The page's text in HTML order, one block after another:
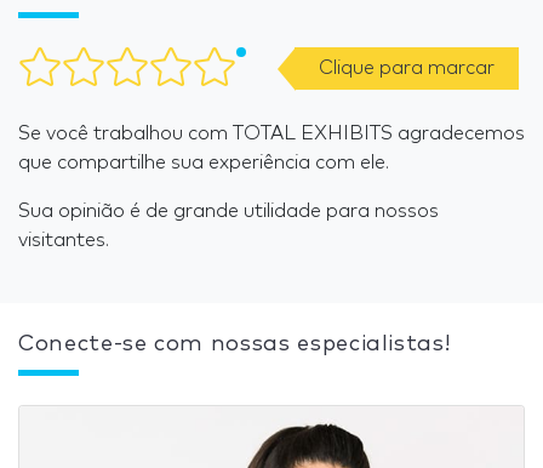
Clique para marcar
Se você trabalhou com TOTAL EXHIBITS agradecemos
que compartilhe sua experiência com ele.
Sua opinião é de grande utilidade para nossos
visitantes.
Conecte-se com nossas especialistas!